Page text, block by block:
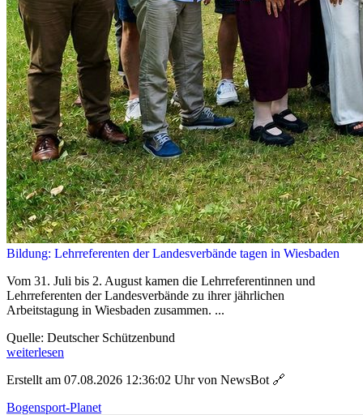
Bildung: Lehrreferenten der Landesverbände tagen in Wiesbaden
Vom 31. Juli bis 2. August kamen die Lehrreferentinnen und
Lehrreferenten der Landesverbände zu ihrer jährlichen
Arbeitstagung in Wiesbaden zusammen. ...
Quelle: Deutscher Schützenbund
weiterlesen
Erstellt am 07.08.2026 12:36:02 Uhr von NewsBot 🔗
Bogensport-Planet